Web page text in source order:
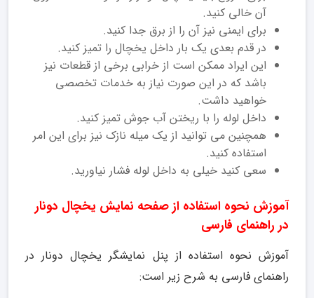
آن خالی کنید.
برای ایمنی نیز آن را از برق جدا کنید.
در قدم بعدی یک بار داخل یخچال را تمیز کنید.
این ایراد ممکن است از خرابی برخی از قطعات نیز
باشد که در این صورت نیاز به خدمات تخصصی
خواهید داشت.
داخل لوله را با ریختن آب جوش تمیز کنید.
همچنین می توانید از یک میله نازک نیز برای این امر
استفاده کنید.
سعی کنید خیلی به داخل لوله فشار نیاورید.
آموزش نحوه استفاده از صفحه نمایش یخچال دونار
در راهنمای فارسی
آموزش نحوه استفاده از پنل نمایشگر یخچال دونار در
راهنمای فارسی به شرح زیر است: